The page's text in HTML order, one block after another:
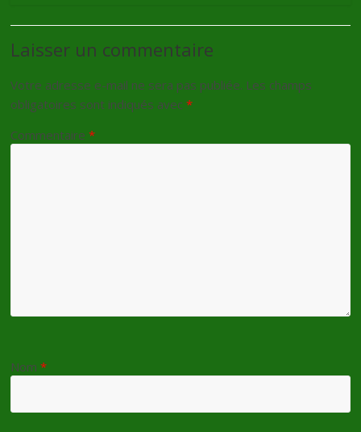
Laisser un commentaire
Votre adresse e-mail ne sera pas publiée. Les champs
obligatoires sont indiqués avec*
Commentaire*
Nom*